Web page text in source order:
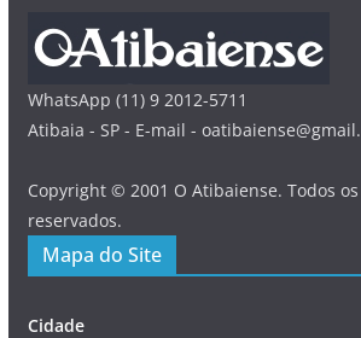
WhatsApp (11) 9 2012-5711
Atibaia - SP - E-mail -
Copyright © 2001 O Atibaiense. Todos
reservados.
Mapa do Site
Cidade